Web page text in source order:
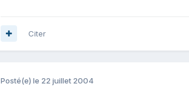
Citer
Posté(e) le 22 juillet 2004